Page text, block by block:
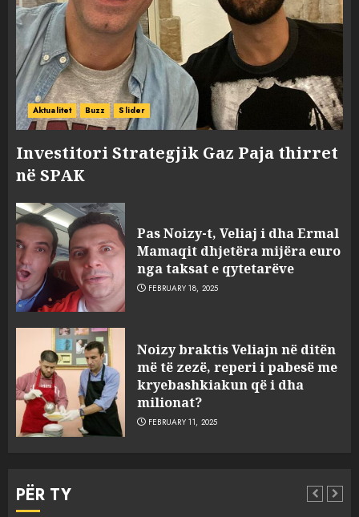
Aktualitet Buzz Slider
Investitori Strategjik Gaz Paja thirret
në SPAK
Pas Noizy-t, Veliaj i dha Ermal
Mamaqit dhjetëra mijëra euro
nga taksat e qytetarëve
FEBRUARY 18, 2025
Noizy braktis Veliajn në ditën
më të zezë, reperi i pabesë me
kryebashkiakun që i dha
milionat?
FEBRUARY 11, 2025
PËR TY
3
sulmuan “One Albania”,
ngjarja u fsheh. A u vodhën
serverat?
MARCH 25, 2025